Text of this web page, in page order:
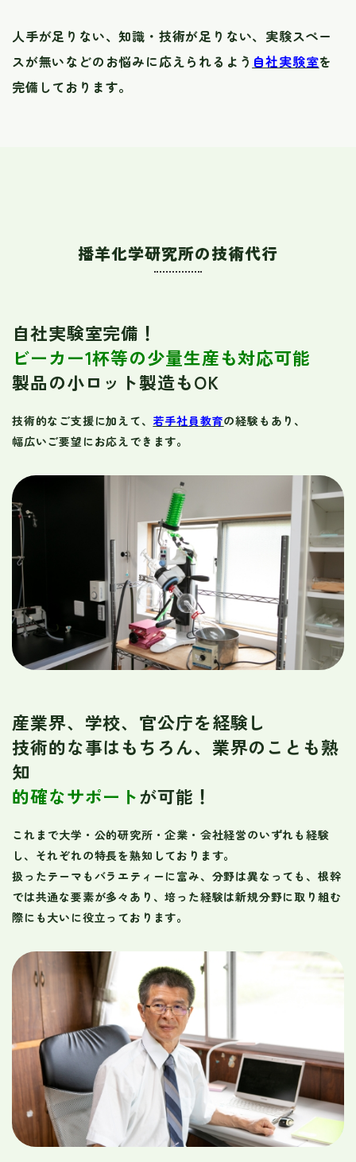
人手が足りない、知識・技術が足りない、実験スペー
スが無いなどのお悩みに応えられるよう 自社実験室を
完備しております。
播羊化学研究所の技術代行
自社実験室完備！
ビーカー1杯等の少量生産も対応可能
製品の小ロット製造もOK
技術的なご支援に加えて、 若手社員教育の経験もあり、
幅広いご要望にお応えできます。
産業界、学校、官公庁を経験し
技術的な事はもちろん、業界のことも熟
知
的確なサポートが可能！
これまで大学・公的研究所・企業・会社経営のいずれも経験
し、それぞれの特長を熟知しております。
扱ったテーマもバラエティーに富み、分野は異なっても、根幹
では共通な要素が多々あり、培った経験は新規分野に取り組む
際にも大いに役立っております。